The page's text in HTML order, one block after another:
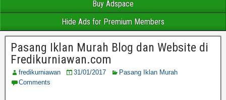
Buy Adspace
Hide Ads for Premium Members
Pasang Iklan Murah Blog dan Website di
Fredikurniawan.com
fredikurniawan 31/01/2017
Pasang Iklan Murah
Comments